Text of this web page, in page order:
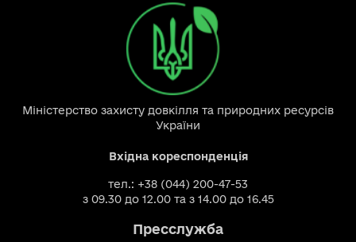
Міністерство захисту довкілля та природних ресурсів
України
Вхідна кореспонденція
тел.: +38 (044) 200-47-53
з 09.30 до 12.00 та з 14.00 до 16.45
Пресслужба